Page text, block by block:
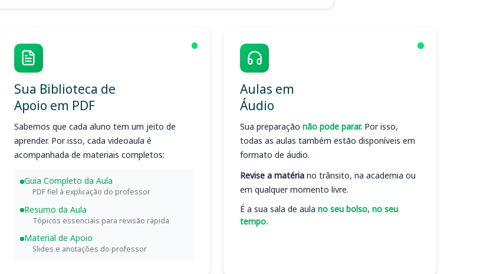
Sua Biblioteca de
Apoio em PDF
Sabemos que cada aluno tem um jeito de
aprender. Por isso, cada videoaula é
acompanhada de materiais completos:
Guia Completo da Aula
PDF fiel à explicação do professor
Resumo da Aula
Tópicos essenciais para revisão rápida
Material de Apoio
Slides e anotações do professor
Aulas em
Áudio
Sua preparação não pode parar. Por isso,
todas as aulas também estão disponíveis em
formato de áudio.
Revise a matéria no trânsito, na academia ou
em qualquer momento livre.
É a sua sala de aula no seu bolso, no seu
tempo.